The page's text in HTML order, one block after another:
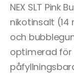
NEX SLT Pink
nikotinsalt
och
optimerad för